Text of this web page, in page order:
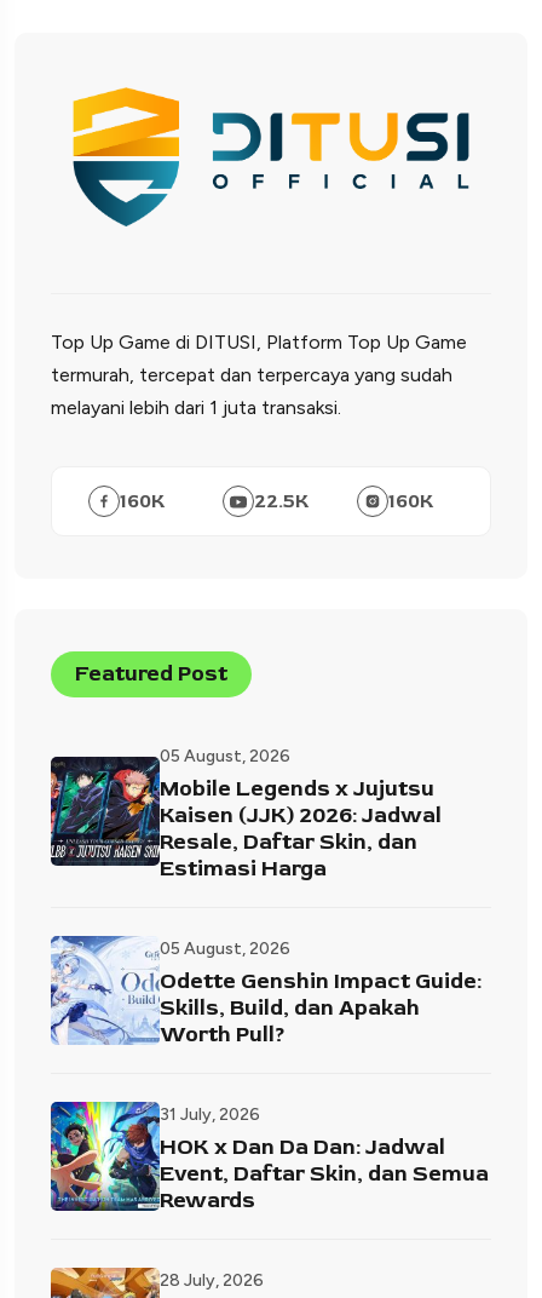
Top Up Game di DITUSI, Platform Top Up Game
termurah, tercepat dan terpercaya yang sudah
melayani lebih dari 1 juta transaksi.
160K 22.5K 160K
Featured Post
05 August, 2026
Mobile Legends x Jujutsu
Kaisen (JJK) 2026: Jadwal
Resale, Daftar Skin, dan
Estimasi Harga
05 August, 2026
Odette Genshin Impact Guide:
Skills, Build, dan Apakah
Worth Pull?
31 July, 2026
HOK x Dan Da Dan: Jadwal
Event, Daftar Skin, dan Semua
Rewards
28 July, 2026